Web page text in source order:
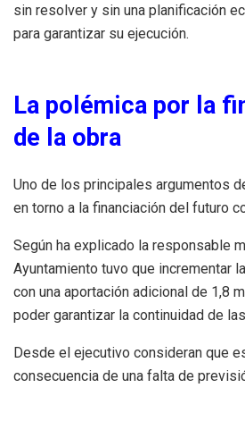
sin resolver y sin una planificación
para garantizar su ejecución.
La polémica por la
de la obra
Uno de los principales argumentos
en torno a la financiación del futuro
Según ha explicado la responsable
Ayuntamiento tuvo que incrementar
con una aportación adicional de 1,8
poder garantizar la continuidad de
Desde el ejecutivo consideran que
consecuencia de una falta de